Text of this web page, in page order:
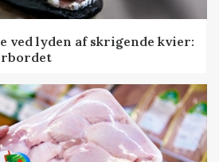
ved lyden af skrigende kvier: